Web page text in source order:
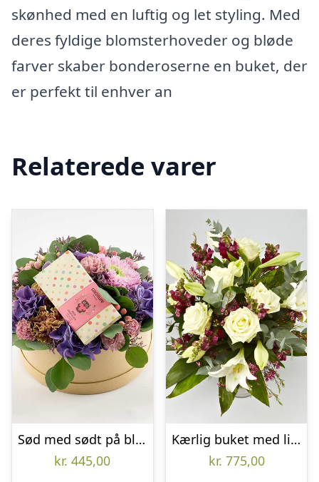
skønhed med en luftig og let styling. Med
deres fyldige blomsterhoveder og bløde
farver skaber bonderoserne en buket, der
er perfekt til enhver an
Relaterede varer
Sød med sødt på blomsteræske – Send blomster med Bloomit
kr. 445,00
Kærlig buket med liljer, roser mm. – Send blomster med Bloomit
kr. 775,00